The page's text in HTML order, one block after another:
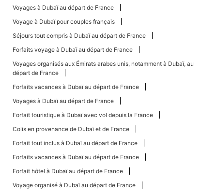
Voyages à Dubaï au départ de France
Voyage à Dubaï pour couples français
Séjours tout compris à Dubaï au départ de France
Forfaits voyage à Dubaï au départ de France
Voyages organisés aux Émirats arabes unis, notamment à Dubaï, au
départ de France
Forfaits vacances à Dubaï au départ de France
Voyages à Dubaï au départ de France
Forfait touristique à Dubaï avec vol depuis la France
Colis en provenance de Dubaï et de France
Forfait tout inclus à Dubaï au départ de France
Forfaits vacances à Dubaï au départ de France
Forfait hôtel à Dubaï au départ de France
Voyage organisé à Dubaï au départ de France